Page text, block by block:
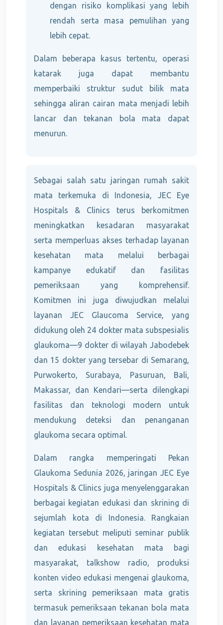
dengan risiko komplikasi yang lebih
rendah serta masa pemulihan yang
lebih cepat.
Dalam beberapa kasus tertentu, operasi
katarak juga dapat membantu
memperbaiki struktur sudut bilik mata
sehingga aliran cairan mata menjadi lebih
lancar dan tekanan bola mata dapat
menurun.
Sebagai salah satu jaringan rumah sakit
mata terkemuka di Indonesia, JEC Eye
Hospitals & Clinics terus berkomitmen
meningkatkan kesadaran masyarakat
serta memperluas akses terhadap layanan
kesehatan mata melalui berbagai
kampanye edukatif dan fasilitas
pemeriksaan yang komprehensif.
Komitmen ini juga diwujudkan melalui
layanan JEC Glaucoma Service, yang
didukung oleh 24 dokter mata subspesialis
glaukoma—9 dokter di wilayah Jabodebek
dan 15 dokter yang tersebar di Semarang,
Purwokerto, Surabaya, Pasuruan, Bali,
Makassar, dan Kendari—serta dilengkapi
fasilitas dan teknologi modern untuk
mendukung deteksi dan penanganan
glaukoma secara optimal.
Dalam rangka memperingati Pekan
Glaukoma Sedunia 2026, jaringan JEC Eye
Hospitals & Clinics juga menyelenggarakan
berbagai kegiatan edukasi dan skrining di
sejumlah kota di Indonesia. Rangkaian
kegiatan tersebut meliputi seminar publik
dan edukasi kesehatan mata bagi
masyarakat, talkshow radio, produksi
konten video edukasi mengenai glaukoma,
serta skrining pemeriksaan mata gratis
termasuk pemeriksaan tekanan bola mata
dan layanan pemeriksaan kesehatan mata